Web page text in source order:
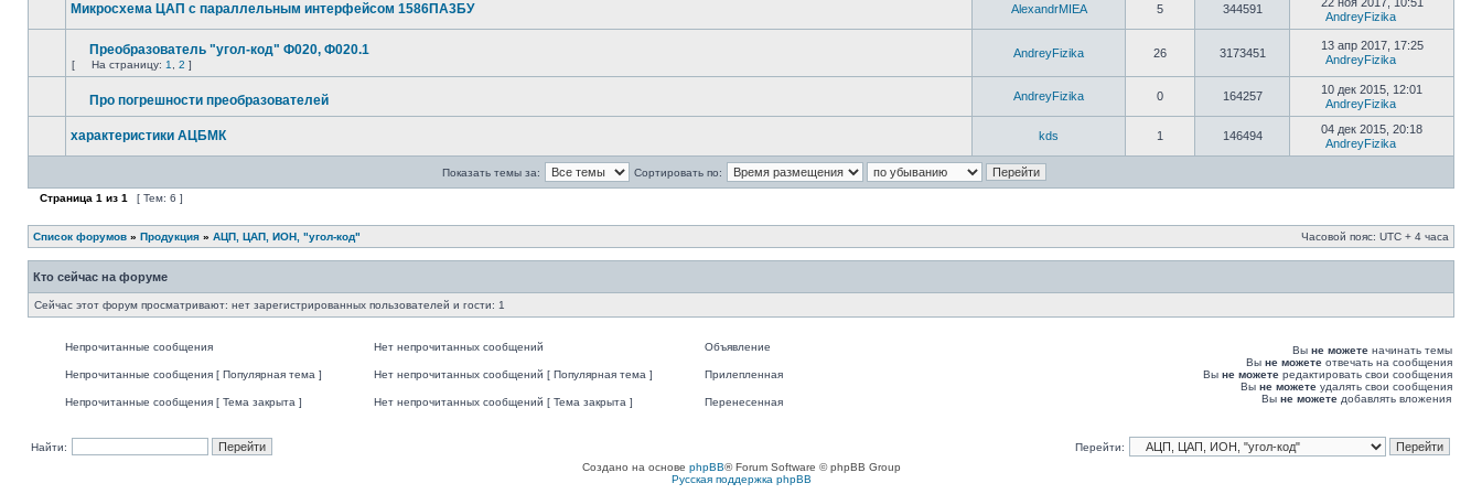
Микросхема ЦАП с параллельным интерфейсом 1586ПА3БУ AlexandrMIEA 5 344591
AndreyFizika
Преобразователь "угол-код" Ф020, Ф020.1
[ На страницу: 1 2 ]
AndreyFizika 26 3173451
13 апр 2017, 17:25
AndreyFizika
Про погрешности преобразователей AndreyFizika 0 164257
10 дек 2015, 12:01
AndreyFizika
характеристики АЦБМК kds 1 146494
04 дек 2015, 20:18
AndreyFizika
Показать темы за: Сортировать по:
Страница 1 из 1 [ Тем: 6 ]
Список форумов » Продукция » АЦП, ЦАП, ИОН, "угол-код" Часовой пояс: UTC + 4 часа
Кто сейчас на форуме
Сейчас этот форум просматривают: нет зарегистрированных пользователей и гости: 1
Непрочитанные сообщения Нет непрочитанных сообщений Объявление
Непрочитанные сообщения [ Популярная тема ] Нет непрочитанных сообщений [ Популярная тема ] Прилепленная
Непрочитанные сообщения [ Тема закрыта ] Нет непрочитанных сообщений [ Тема закрыта ] Перенесенная
Вы не можете начинать темы
Вы не можете отвечать на сообщения
Вы не можете редактировать свои сообщения
Вы не можете удалять свои сообщения
Вы не можете добавлять вложения
Найти:
Перейти:
Создано на основе phpBB® Forum Software © phpBB Group
Русская поддержка phpBB